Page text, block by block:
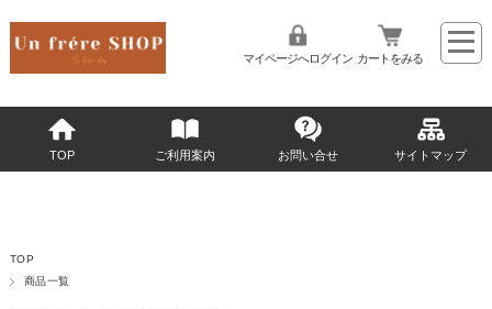
マイページへログイン カートをみる
TOP ご利用案内 お問い合せ サイトマップ
TOP
商品一覧